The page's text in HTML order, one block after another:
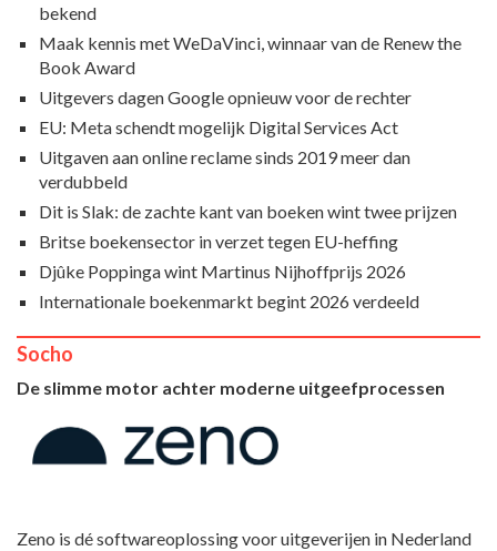
bekend
Maak kennis met WeDaVinci, winnaar van de Renew the
Book Award
Uitgevers dagen Google opnieuw voor de rechter
EU: Meta schendt mogelijk Digital Services Act
Uitgaven aan online reclame sinds 2019 meer dan
verdubbeld
Dit is Slak: de zachte kant van boeken wint twee prijzen
Britse boekensector in verzet tegen EU-heffing
Djûke Poppinga wint Martinus Nijhoffprijs 2026
Internationale boekenmarkt begint 2026 verdeeld
Socho
De slimme motor achter moderne uitgeefprocessen
Zeno is dé softwareoplossing voor uitgeverijen in Nederland